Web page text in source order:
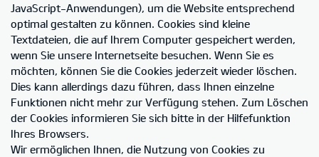
JavaScript-Anwendungen), um die Website entsprechend
optimal gestalten zu können. Cookies sind kleine
Textdateien, die auf Ihrem Computer gespeichert werden,
wenn Sie unsere Internetseite besuchen. Wenn Sie es
möchten, können Sie die Cookies jederzeit wieder löschen.
Dies kann allerdings dazu führen, dass Ihnen einzelne
Funktionen nicht mehr zur Verfügung stehen. Zum Löschen
der Cookies informieren Sie sich bitte in der Hilfefunktion
Ihres Browsers.
Wir ermöglichen Ihnen, die Nutzung von Cookies zu